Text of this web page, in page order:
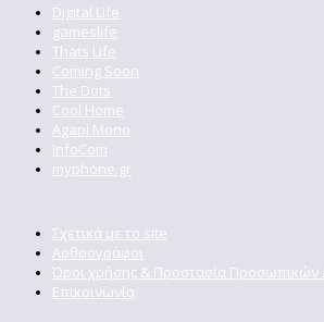
Digital Life
gameslife
Thats Life
Coming Soon
The Dots
Cool Home
Agapi Mono
InfoCom
myphone.gr
Σχετικά με το site
Αρθρογράφοι
Όροι χρήσης & Προστασία
Επικοινωνία